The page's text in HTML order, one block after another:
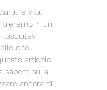
e vitali
in un
lasciatevi
che
articolo,
sapere sulla
ancora di